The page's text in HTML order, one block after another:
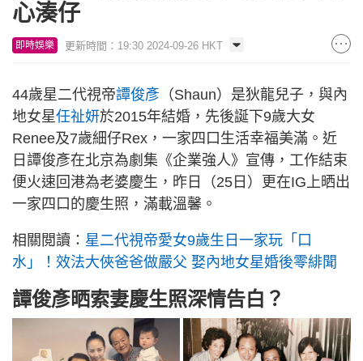
心湊仔
即時娛樂 更新時間：19:30 2024-09-26 HKT
44歲星二代視帝譚俊彥 （Shaun）是狄龍兒子，與內
地女星任祉妍於2015年結婚，先後誕下9歲大女
Renee及7歲細仔Rex，一家四口生活幸福美滿。近
日譚俊彥在北京為劇集《企業強人》宣傳，工作結束
便火速回港為老婆慶生，昨日（25日）更在IG上晒出
一家四口的慶生照，滿載溫馨。
相關閲讀： 星二代視帝愛女9歲生日一家玩「口
水」！效法大俠爸爸做嚴父 娶內地女星婚後零緋聞
譚俊彥晒索妻慶生照深情告白？